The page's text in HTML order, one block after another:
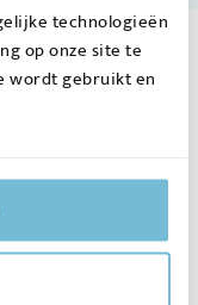
technologieën
op onze site te
wordt gebruikt en
Meld je